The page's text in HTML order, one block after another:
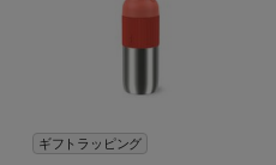
ギフトラッピング